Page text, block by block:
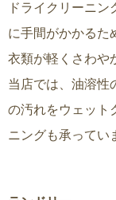
ドライクリーニ
に手間がかかるた
衣類が軽くさわや
当店では、油溶性
の汚れをウェット
ニングも承ってい